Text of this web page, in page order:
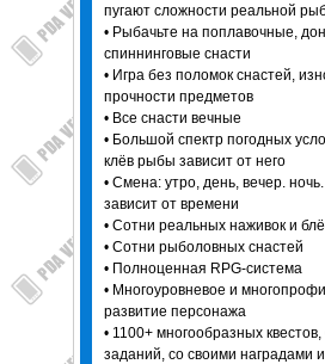
пугают сложности реальной
• Рыбачьте на поплавочные,
спиннинговые снасти
• Игра без поломок снастей,
прочности предметов
• Все снасти вечные
• Большой спектр погодных
клёв рыбы зависит от него
• Смена: утро, день, вечер.
зависит от времени
• Сотни реальных наживок и
• Сотни рыболовных снастей
• Полноценная RPG-система
• Многоуровневое и
развитие персонажа
• 1100+ многообразных
заданий, со своими наградами